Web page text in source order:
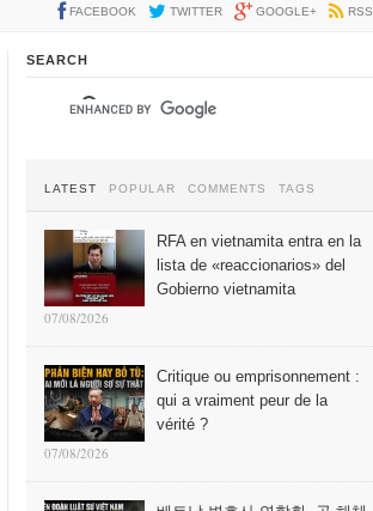
FACEBOOK TWITTER GOOGLE+ RSS
SEARCH
LATEST POPULAR COMMENTS TAGS
RFA en vietnamita entra en la
lista de «reaccionarios» del
Gobierno vietnamita
07/08/2026
Critique ou emprisonnement :
qui a vraiment peur de la
vérité ?
07/08/2026